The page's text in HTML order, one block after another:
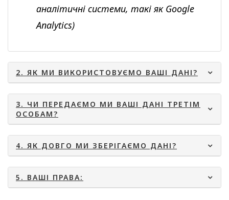
аналітичні системи, такі як Google
Analytics)
2. ЯК МИ ВИКОРИСТОВУЄМО ВАШІ ДАНІ?
3. ЧИ ПЕРЕДАЄМО МИ ВАШІ ДАНІ ТРЕТІМ
ОСОБАМ?
4. ЯК ДОВГО МИ ЗБЕРІГАЄМО ДАНІ?
5. ВАШІ ПРАВА: